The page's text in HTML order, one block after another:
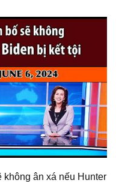
không ân xá nếu Hunter